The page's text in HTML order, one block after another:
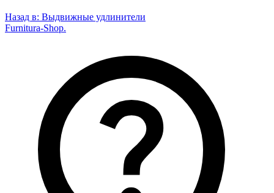
Назад в: Выдвижные удлинители
Furnitura-Shop.